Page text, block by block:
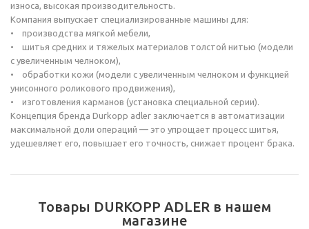
износа, высокая производительность.
Компания выпускает специализированные машины для:
• производства мягкой мебели,
• шитья средних и тяжелых материалов толстой нитью (модели
с увеличенным челноком),
• обработки кожи (модели с увеличенным челноком и функцией
унисонного роликового продвижения),
• изготовления карманов (установка специальной серии).
Концепция бренда Durkopp adler заключается в автоматизации
максимальной доли операций — это упрощает процесс шитья,
удешевляет его, повышает его точность, снижает процент брака.
Товары DURKOPP ADLER в нашем
магазине